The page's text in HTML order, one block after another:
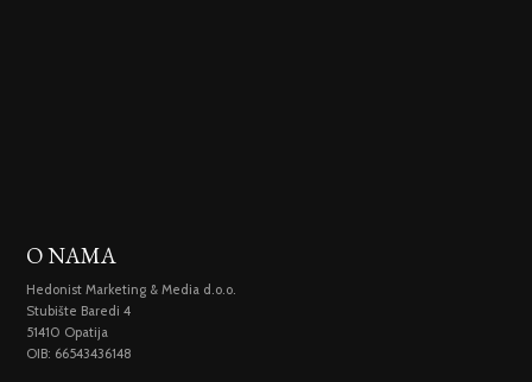
O NAMA
Hedonist Marketing & Media d.o.o.
Stubište Baredi 4
51410 Opatija
OIB: 66543436148